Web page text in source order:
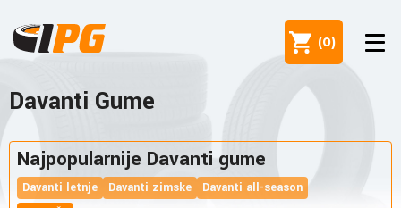
(0)
Davanti Gume
Najpopularnije Davanti gume
Davanti letnje Davanti zimske Davanti all-season